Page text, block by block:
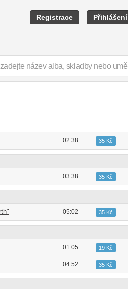
Registrace Přihlášení
02:38 35 Kč
03:38 35 Kč
05:02 35 Kč
01:05 19 Kč
04:52 35 Kč